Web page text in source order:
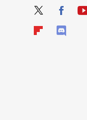
Twit
Fac